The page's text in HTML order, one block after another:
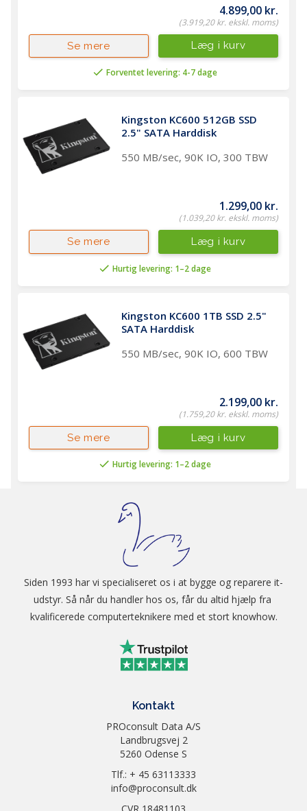
4.899,00 kr.
(3.919,20 kr. ekskl. moms)
Forventet levering: 4-7 dage
Læg i kurv
Se mere
Kingston KC600 512GB SSD
2.5" SATA Harddisk
550 MB/sec, 90K IO, 300 TBW
1.299,00 kr.
(1.039,20 kr. ekskl. moms)
Hurtig levering: 1–2 dage
Læg i kurv
Se mere
Kingston KC600 1TB SSD 2.5"
SATA Harddisk
550 MB/sec, 90K IO, 600 TBW
2.199,00 kr.
(1.759,20 kr. ekskl. moms)
Hurtig levering: 1–2 dage
Læg i kurv
Se mere
Siden 1993 har vi specialiseret os i at bygge og reparere it-
udstyr. Så når du handler hos os, får du altid hjælp fra
kvalificerede computerteknikere med et stort knowhow.
Kontakt
PROconsult Data A/S
Landbrugsvej 2
5260 Odense S
Tlf.: + 45 63113333
info@proconsult.dk